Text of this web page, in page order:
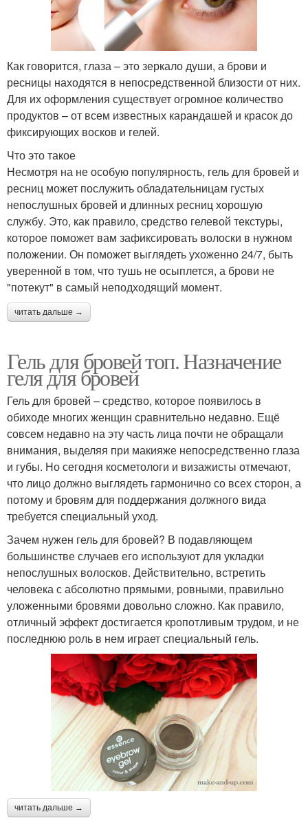
Как говорится, глаза – это зеркало души, а брови и
ресницы находятся в непосредственной близости от них.
Для их оформления существует огромное количество
продуктов – от всем известных карандашей и красок до
фиксирующих восков и гелей.
Что это такое
Несмотря на не особую популярность, гель для бровей и
ресниц может послужить обладательницам густых
непослушных бровей и длинных ресниц хорошую
службу. Это, как правило, средство гелевой текстуры,
которое поможет вам зафиксировать волоски в нужном
положении. Он поможет выглядеть ухоженно 24/7, быть
уверенной в том, что тушь не осыплется, а брови не
"потекут" в самый неподходящий момент.
читать дальше →
Гель для бровей топ. Назначение
геля для бровей
Гель для бровей – средство, которое появилось в
обиходе многих женщин сравнительно недавно. Ещё
совсем недавно на эту часть лица почти не обращали
внимания, выделяя при макияже непосредственно глаза
и губы. Но сегодня косметологи и визажисты отмечают,
что лицо должно выглядеть гармонично со всех сторон, а
потому и бровям для поддержания должного вида
требуется специальный уход.
Зачем нужен гель для бровей? В подавляющем
большинстве случаев его используют для укладки
непослушных волосков. Действительно, встретить
человека с абсолютно прямыми, ровными, правильно
уложенными бровями довольно сложно. Как правило,
отличный эффект достигается кропотливым трудом, и не
последнюю роль в нем играет специальный гель.
читать дальше →